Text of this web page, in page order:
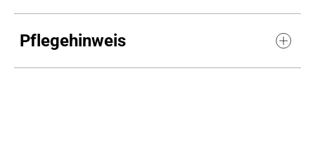
Pflegehinweis